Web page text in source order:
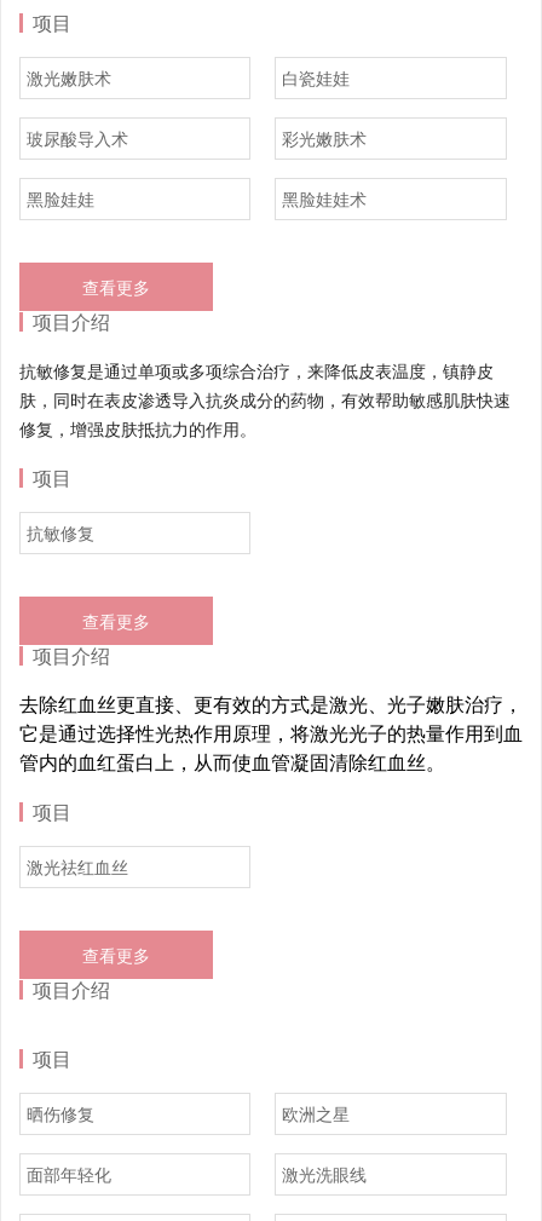
项目
激光嫩肤术 白瓷娃娃
玻尿酸导入术 彩光嫩肤术
黑脸娃娃 黑脸娃娃术
查看更多
项目介绍
抗敏修复是通过单项或多项综合治疗，来降低皮表温度，镇静皮
肤，同时在表皮渗透导入抗炎成分的药物，有效帮助敏感肌肤快速
修复，增强皮肤抵抗力的作用。
项目
抗敏修复
查看更多
项目介绍
去除红血丝更直接、更有效的方式是激光、光子嫩肤治疗，
它是通过选择性光热作用原理，将激光光子的热量作用到血
管内的血红蛋白上，从而使血管凝固清除红血丝。
项目
激光祛红血丝
查看更多
项目介绍
项目
晒伤修复 欧洲之星
面部年轻化 激光洗眼线